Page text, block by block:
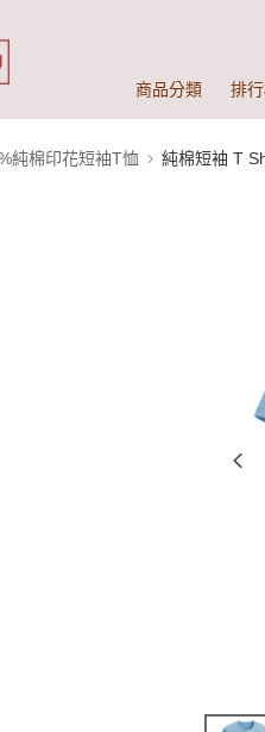
商品分類 排
純棉印花短袖T恤 純棉短袖 T